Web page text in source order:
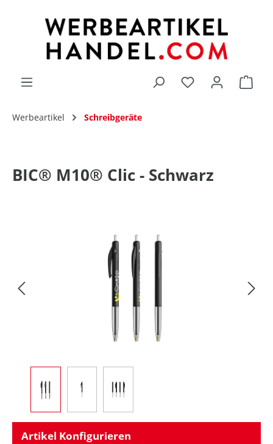
Du hast 0
Werbeartikel Schreibgeräte
BIC® M10® Clic - Schwarz
Artikel Konfigurieren